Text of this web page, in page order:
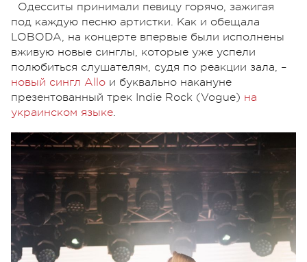
Одесситы принимали певицу горячо, зажигая
под каждую песню артистки. Как и обещала
LOBODA, на концерте впервые были исполнены
вживую новые синглы, которые уже успели
полюбиться слушателям, судя по реакции зала, –
новый сингл Allo и буквально накануне
презентованный трек Indie Rock (Vogue) на
украинском языке.